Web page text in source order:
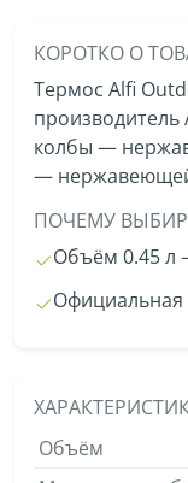
КОРОТКО О
Термос Alfi
колбы —
—
ПОЧЕМУ
Объём 0.45 л
Официальная
Объём